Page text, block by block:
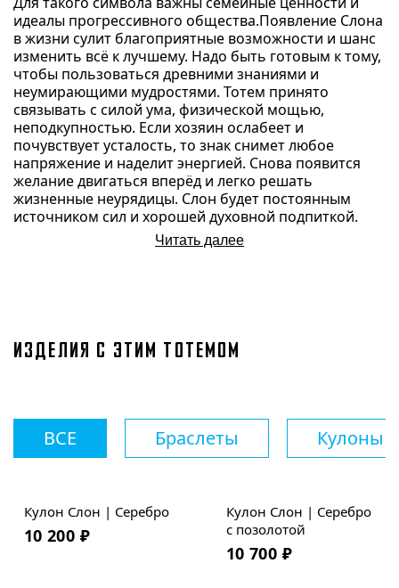
идеалы прогрессивного общества.Появление Слона
в жизни сулит благоприятные возможности и шанс
изменить всё к лучшему. Надо быть готовым к тому,
чтобы пользоваться древними знаниями и
неумирающими мудростями. Тотем принято
связывать с силой ума, физической мощью,
неподкупностью. Если хозяин ослабеет и
почувствует усталость, то знак снимет любое
напряжение и наделит энергией. Снова появится
желание двигаться вперёд и легко решать
жизненные неурядицы. Слон будет постоянным
источником сил и хорошей духовной подпиткой.
Читать далее
ИЗДЕЛИЯ С ЭТИМ ТОТЕМОМ
ВСЕ Браслеты Кулоны
Кулон Слон | Серебро
10 200 ₽
Кулон Слон | Серебро
с позолотой
10 700 ₽